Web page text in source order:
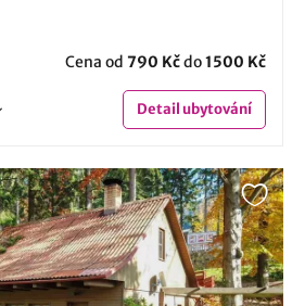
Cena od 790 Kčdo1500 Kč
Detailubytování